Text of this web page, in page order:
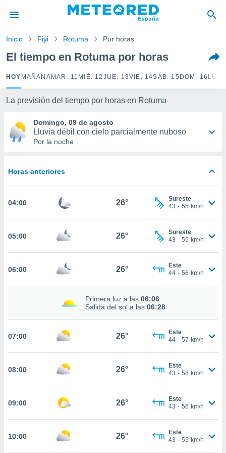
por
para
que se
calidad.
a este
y
digital
permite
seguir
coste.
todas
nuestros
nos
análisis
perfil
y
en
Inicio Fiyi Rotuma Por horas
El tiempo en Rotuma por horas
HOY MAÑANA MAR. 11 MIÉ. 12 JUE. 13VIE. 14SÁB. 15 DOM. 16
La previsión del tiempo por horas en Rotuma
Domingo, 09 de agosto
Lluvia débil con cielo parcialmente nuboso
Por la noche
Horas anteriores
04:00 26°
Sureste
43 - 55 km/h
05:00 26°
Sureste
43 - 55 km/h
06:00 26°
Este
44 - 56 km/h
Primera luz a las 06:06
Salida del sol a las 06:28
07:00 26°
Este
44 - 57 km/h
08:00 26°
Este
43 - 58 km/h
09:00 26°
Este
43 - 56 km/h
10:00 26°
Este
43 - 55 km/h